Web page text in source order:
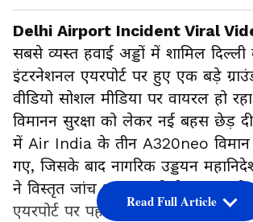
Delhi Airport Incident Viral
सबसे व्यस्त हवाई अड्डों में शामिल दिल्ली
इंटरनेशनल एयरपोर्ट पर हुए एक बड़े
वीडियो सोशल मीडिया पर वायरल हो
विमानन सुरक्षा को लेकर नई बहस छेड़
में Air India के तीन A320neo विमान
गए, जिसके बाद नागरिक उड्डयन
ने विस्तृत जांच शुरू कर दी है। जानकारी
एयरपोर्ट पर पहले से खराब मौसम और
Read Full Article